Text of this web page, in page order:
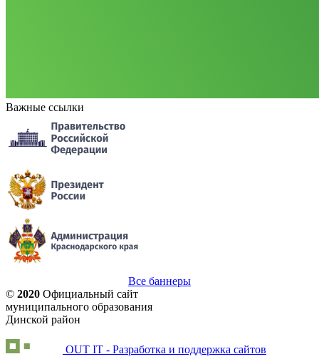
Важные ссылки
Все баннеры
© 2020 Официальный сайт
муниципального образования
Динской район
OUT IT - Разработка и поддержка сайтов